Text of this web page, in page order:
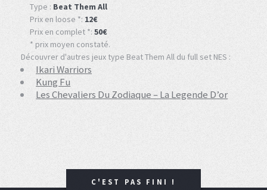
Type : Beat Them All
Prix en loose *: 12€
Prix en complet *: 50€
* prix moyen constaté.
Découvrer d'autres jeux type Beat Them All du full set NES :
Ikari Warriors
Kung Fu
Les Chevaliers Du Zodiaque – La Legende D’or
C'EST PAS FINI !